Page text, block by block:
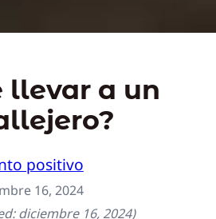
llevar a un
positivo
16, 2024
diciembre 16, 2024)